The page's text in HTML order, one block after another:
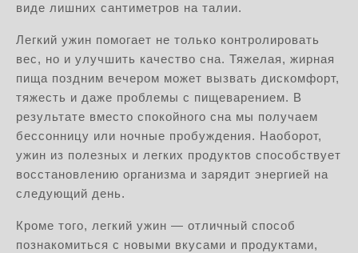
виде лишних сантиметров на талии.
Легкий ужин помогает не только контролировать
вес, но и улучшить качество сна. Тяжелая, жирная
пища поздним вечером может вызвать дискомфорт,
тяжесть и даже проблемы с пищеварением. В
результате вместо спокойного сна мы получаем
бессонницу или ночные пробуждения. Наоборот,
ужин из полезных и легких продуктов способствует
восстановлению организма и зарядит энергией на
следующий день.
Кроме того, легкий ужин — отличный способ
познакомиться с новыми вкусами и продуктами,